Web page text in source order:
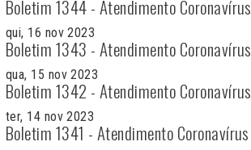
Boletim 1344 - Atendimento Coronavírus
qui, 16 nov 2023
Boletim 1343 - Atendimento Coronavírus
qua, 15 nov 2023
Boletim 1342 - Atendimento Coronavírus
ter, 14 nov 2023
Boletim 1341 - Atendimento Coronavírus